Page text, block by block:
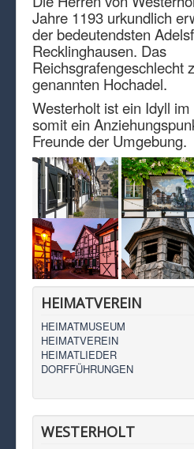
Jahre 1193 urkundlich
der bedeutendsten
Recklinghausen. Das
Reichsgrafengeschlecht
genannten Hochadel.
Westerholt ist ein Idyll
somit ein
Freunde der Umgebung.
HEIMATVEREIN
HEIMATMUSEUM
HEIMATVEREIN
HEIMATLIEDER
DORFFÜHRUNGEN
WESTERHOLT